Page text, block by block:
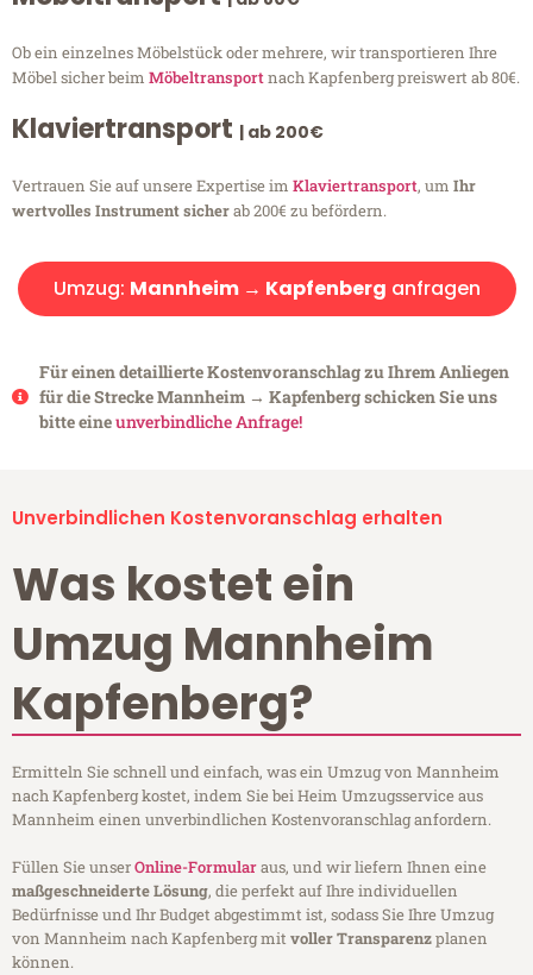
Ob ein einzelnes Möbelstück oder mehrere, wir transportieren Ihre
Möbel sicher beim Möbeltransportnach Kapfenberg preiswert ab 80€.
Klaviertransport | ab 200€
Vertrauen Sie auf unsere Expertise im Klaviertransport, um Ihr
wertvolles Instrument sicherab 200€ zu befördern.
Umzug: Mannheim → Kapfenberg anfragen
Für einen detaillierte Kostenvoranschlag zu Ihrem Anliegen
für die Strecke Mannheim → Kapfenberg schicken Sie uns
bitte eineunverbindliche Anfrage!
Unverbindlichen Kostenvoranschlag erhalten
Was kostet ein
Umzug Mannheim
Kapfenberg?
Ermitteln Sie schnell und einfach, was ein Umzug von Mannheim
nach Kapfenberg kostet, indem Sie bei Heim Umzugsservice aus
Mannheim einen unverbindlichen Kostenvoranschlag anfordern.
Füllen Sie unserOnline-Formularaus, und wir liefern Ihnen eine
maßgeschneiderte Lösung, die perfekt auf Ihre individuellen
Bedürfnisse und Ihr Budget abgestimmt ist, sodass Sie Ihre Umzug
von Mannheim nach Kapfenberg mitvoller Transparenzplanen
können.